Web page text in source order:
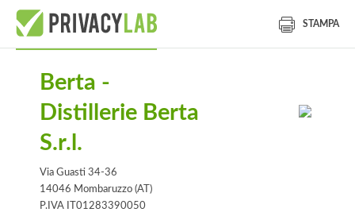
STAMPA
Berta -
Distillerie Berta
S.r.l.
Via Guasti 34-36
14046 Mombaruzzo (AT)
P.IVA IT01283390050